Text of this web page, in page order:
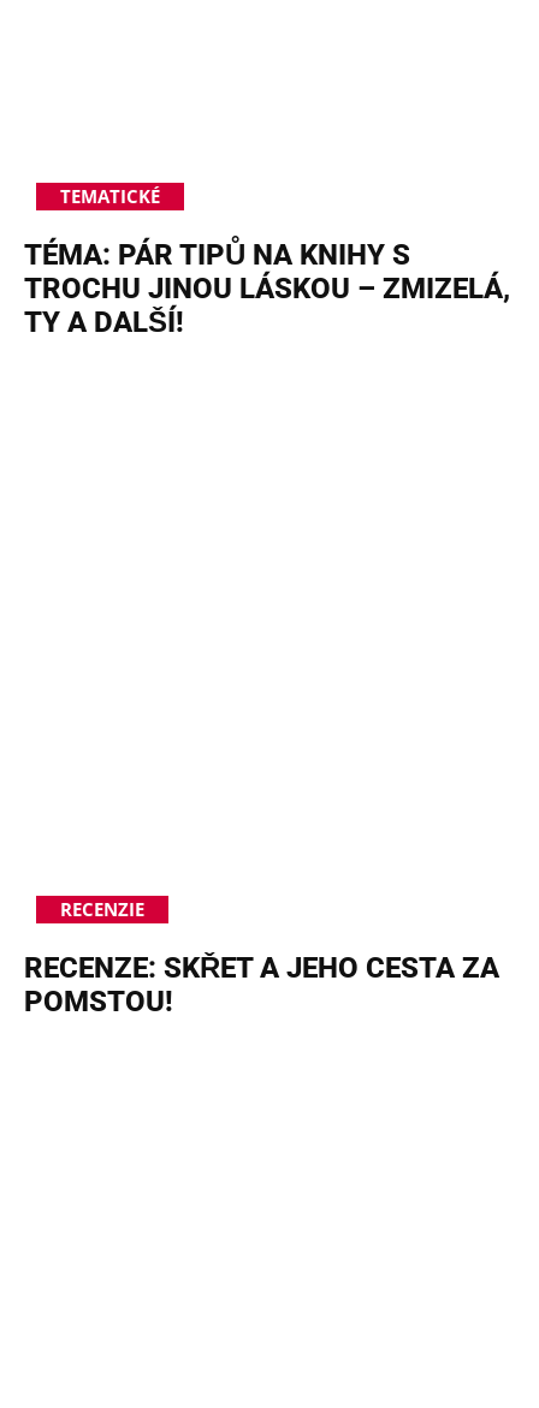
TEMATICKÉ
TÉMA: PÁR TIPŮ NA KNIHY S
TROCHU JINOU LÁSKOU – ZMIZELÁ,
TY A DALŠÍ!
RECENZIE
RECENZE: SKŘET A JEHO CESTA ZA
POMSTOU!